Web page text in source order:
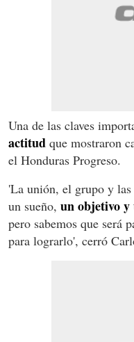
Una de las claves
actitud que mostraron
el Honduras Progreso.
'La unión, el grupo y las
un sueño, un objetivo
pero sabemos que será
para lograrlo', cerró